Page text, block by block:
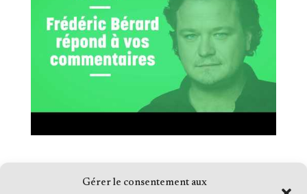
Gérer le consentement aux